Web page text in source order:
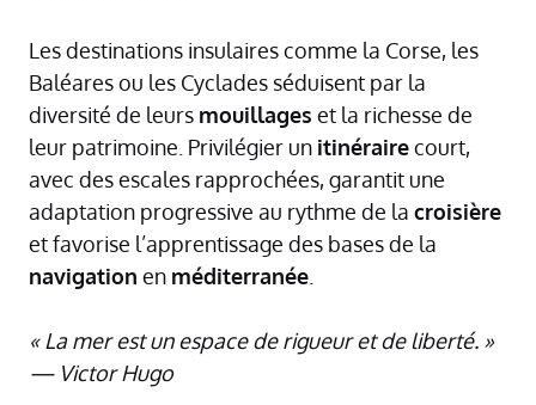
Les destinations insulaires comme la Corse, les
Baléares ou les Cyclades séduisent par la
diversité de leurs mouillages et la richesse de
leur patrimoine. Privilégier un itinérairecourt,
avec des escales rapprochées, garantit une
adaptation progressive au rythme de la croisière
et favorise l’apprentissage des bases de la
navigation en méditerranée
« La mer est un espace de rigueur et de liberté. »
— Victor Hugo